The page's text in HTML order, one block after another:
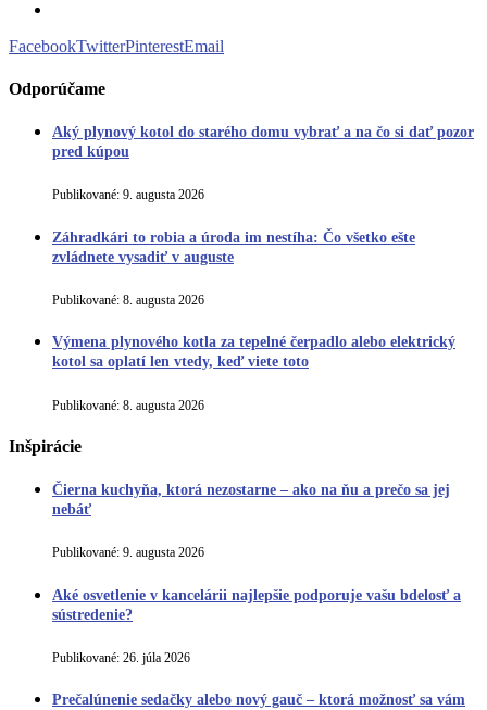
FacebookTwitterPinterestEmail
Odporúčame
Aký plynový kotol do starého domu vybrať a na čo si dať pozor
pred kúpou
Publikované: 9. augusta 2026
Záhradkári to robia a úroda im nestíha: Čo všetko ešte
zvládnete vysadiť v auguste
Publikované: 8. augusta 2026
Výmena plynového kotla za tepelné čerpadlo alebo elektrický
kotol sa oplatí len vtedy, keď viete toto
Publikované: 8. augusta 2026
Inšpirácie
Čierna kuchyňa, ktorá nezostarne – ako na ňu a prečo sa jej
nebáť
Publikované: 9. augusta 2026
Aké osvetlenie v kancelárii najlepšie podporuje vašu bdelosť a
sústredenie?
Publikované: 26. júla 2026
Prečalúnenie sedačky alebo nový gauč – ktorá možnosť sa vám